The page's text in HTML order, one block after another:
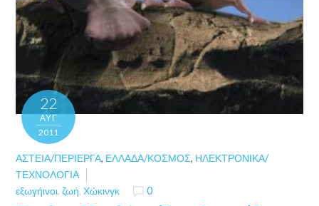
22
ΑΥΓ
2011
ΑΣΤΕΊΑ/ΠΕΡΊΕΡΓΑ, ΕΛΛΆΔΑ/ΚΌΣΜΟΣ, ΗΛΕΚΤΡΟΝΙΚΆ/
ΤΕΧΝΟΛΟΓΊΑ
εξωγήινοι,ζωή,Χώκινγκ 0